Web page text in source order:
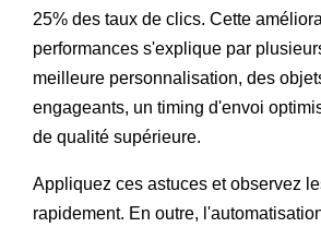
25% des taux de clics. Cette
performances s'explique par
meilleure personnalisation, des
engageants, un timing d'envoi
de qualité supérieure.
Appliquez ces astuces et observez
rapidement. En outre,